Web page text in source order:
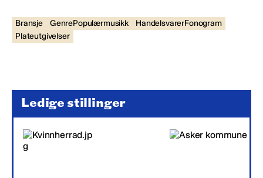
Bransje GenrePopulærmusikk
HandelsvarerFonogram
Plateutgivelser
Ledige stillinger